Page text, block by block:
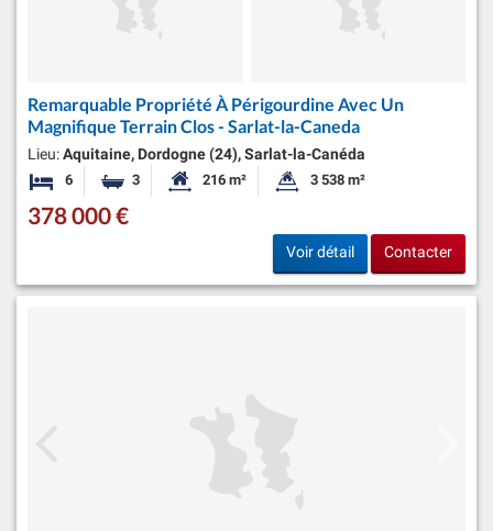
Remarquable Propriété À Périgourdine Avec Un
Magnifique Terrain Clos - Sarlat-la-Caneda
Lieu:Aquitaine, Dordogne (24), Sarlat-la-Canéda
6 Chambres
3 Salles de bainsSurface habitable:
216 m² Superficie du terrain:
3 538 m²
378 000 €
Voir détail Contacter